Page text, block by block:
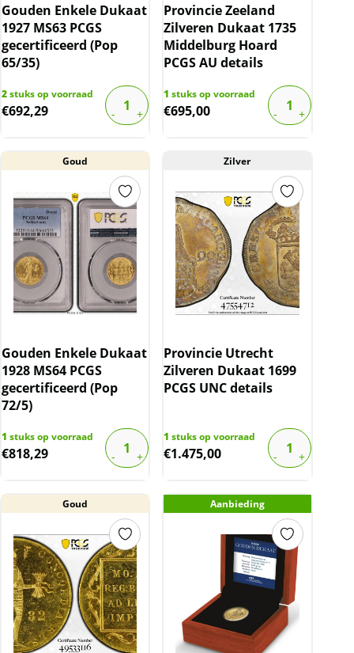
Gouden Enkele Dukaat
1927 MS63 PCGS
gecertificeerd (Pop
65/35)
2stuks op voorraad
€692,29
Provincie Zeeland
Zilveren Dukaat 1735
Middelburg Hoard
PCGS AU details
1 stuks op voorraad
€695,00
Goud
Gouden Enkele Dukaat
1928 MS64 PCGS
gecertificeerd (Pop
72/5)
1 stuks op voorraad
€818,29
Zilver
Provincie Utrecht
Zilveren Dukaat 1699
PCGS UNC details
1 stuks op voorraad
€1.475,00
Goud Aanbieding